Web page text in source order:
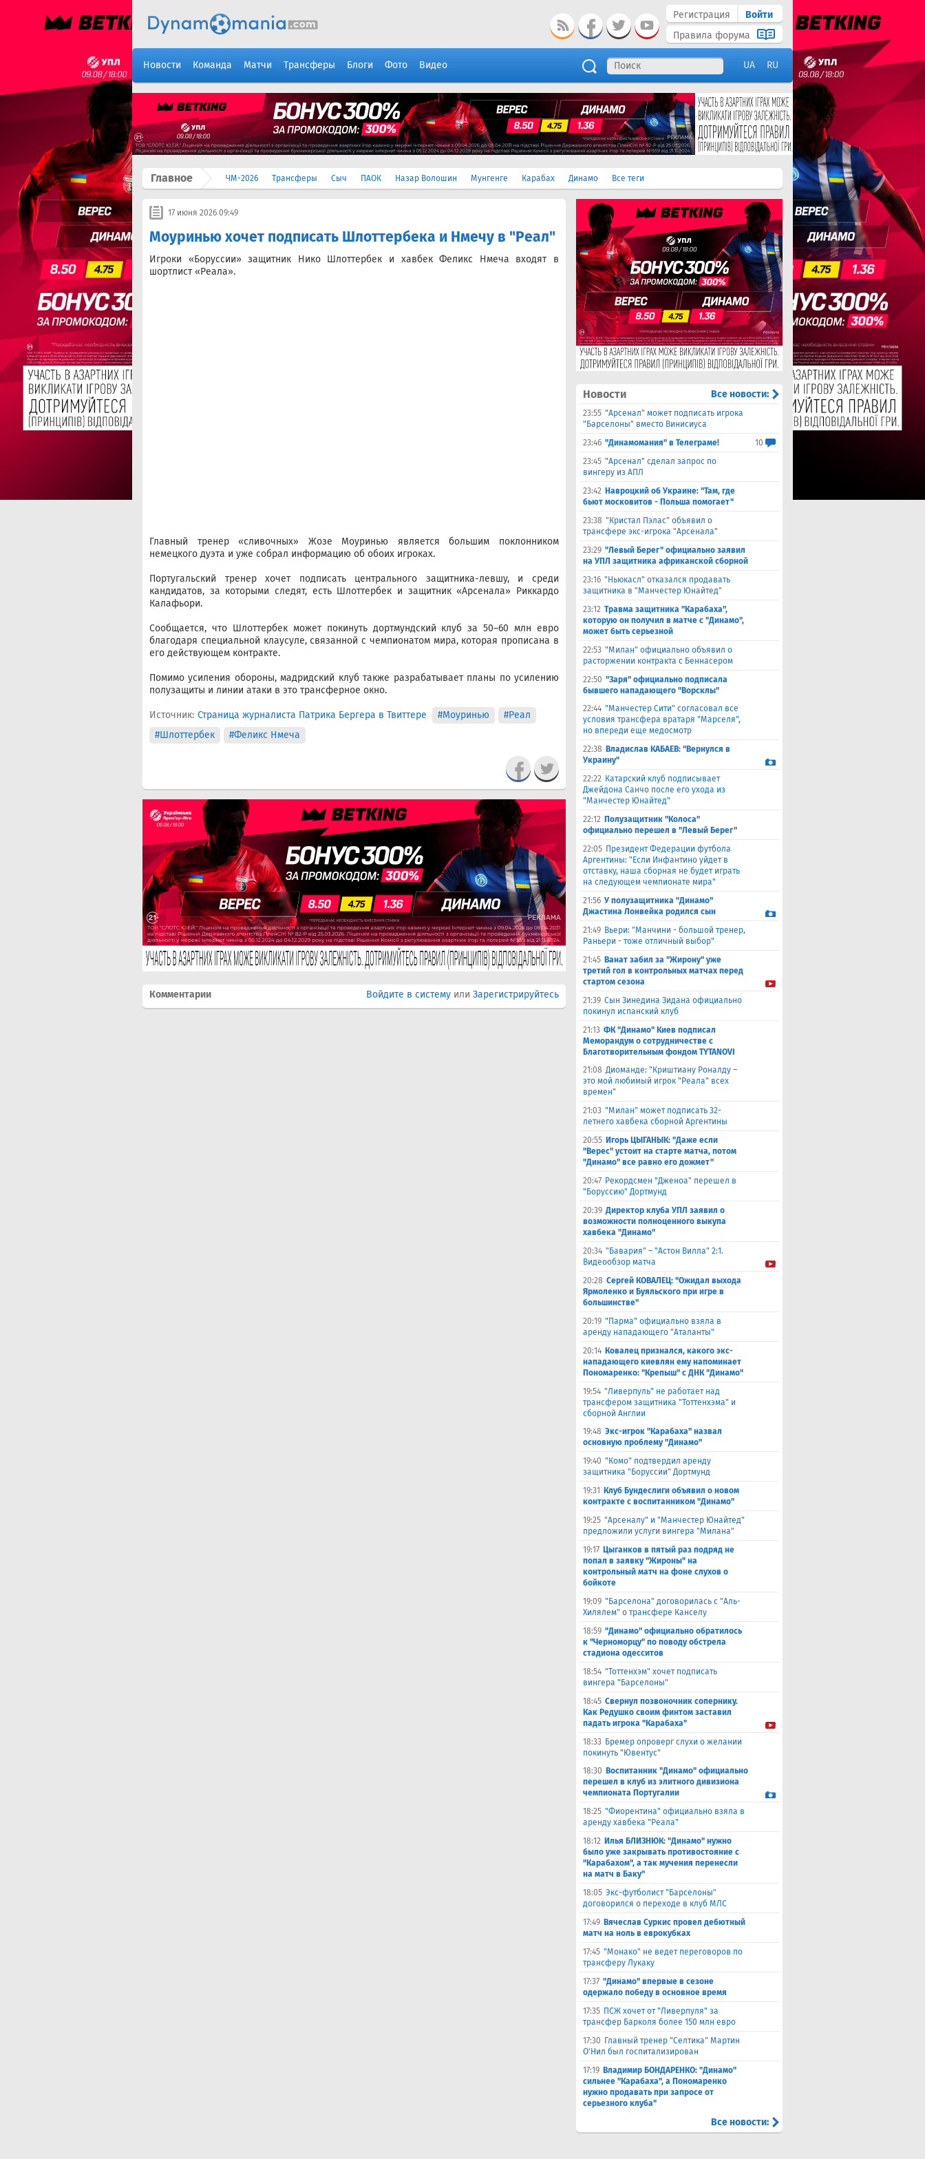
Регистрация
Войти
Правила форума
Новости Команда Матчи Трансферы Блоги Фото Видео UA RU
Главное ЧМ-2026 Трансферы Сыч ПАОК Назар Волошин Мунгенге Карабах Динамо Все теги
17 июня 2026 09:49
Моуринью хочет подписать Шлоттербека и Нмечу в "Реал"
Игроки «Боруссии» защитник Нико Шлоттербек и хавбек Феликс Нмеча входят в
шортлист «Реала».
Главный тренер «сливочных» Жозе Моуринью является большим поклонником
немецкого дуэта и уже собрал информацию об обоих игроках.
Португальский тренер хочет подписать центрального защитника-левшу, и среди
кандидатов, за которыми следят, есть Шлоттербек и защитник «Арсенала» Риккардо
Калафьори.
Сообщается, что Шлоттербек может покинуть дортмундский клуб за 50–60 млн евро
благодаря специальной клаусуле, связанной с чемпионатом мира, которая прописана в
его действующем контракте.
Помимо усиления обороны, мадридский клуб также разрабатывает планы по усилению
полузащиты и линии атаки в это трансферное окно.
Источник: Страница журналиста Патрика Бергера в Твиттере #Моуринью
#Реал
#Шлоттербек
#Феликс Нмеча
Комментарии Войдите в систему или Зарегистрируйтесь
Новости Все новости:
23:55 "Арсенал" может подписать игрока
"Барселоны" вместо Винисиуса
23:46 "Динамомания" в Телеграме!
10
23:45 "Арсенал" сделал запрос по
вингеру из АПЛ
23:42 Навроцкий об Украине: "Там, где
бьют московитов - Польша помогает"
23:38 "Кристал Пэлас" объявил о
трансфере экс-игрока "Арсенала"
23:29 "Левый Берег" официально заявил
на УПЛ защитника африканской сборной
23:16 "Ньюкасл" отказался продавать
защитника в "Манчестер Юнайтед"
23:12 Травма защитника "Карабаха",
которую он получил в матче с "Динамо",
может быть серьезной
22:53 "Милан" официально объявил о
расторжении контракта с Беннасером
22:50 "Заря" официально подписала
бывшего нападающего "Ворсклы"
22:44 "Манчестер Сити" согласовал все
условия трансфера вратаря "Марселя",
но впереди еще медосмотр
22:38 Владислав КАБАЕВ: "Вернулся в
Украину"
22:22 Катарский клуб подписывает
Джейдона Санчо после его ухода из
"Манчестер Юнайтед"
22:12 Полузащитник "Колоса"
официально перешел в "Левый Берег"
22:05 Президент Федерации футбола
Аргентины: "Если Инфантино уйдет в
отставку, наша сборная не будет играть
на следующем чемпионате мира"
21:56 У полузащитника "Динамо"
Джастина Лонвейка родился сын
21:49 Вьери: "Манчини - большой тренер,
Раньери - тоже отличный выбор"
21:45 Ванат забил за "Жирону" уже
третий гол в контрольных матчах перед
стартом сезона
21:39 Сын Зинедина Зидана официально
покинул испанский клуб
21:13 ФК "Динамо" Киев подписал
Меморандум о сотрудничестве с
Благотворительным фондом TYTANOVI
21:08 Диоманде: "Криштиану Роналду –
это мой любимый игрок "Реала" всех
времен"
21:03 "Милан" может подписать 32-
летнего хавбека сборной Аргентины
20:55 Игорь ЦЫГАНЫК: "Даже если
"Верес" устоит на старте матча, потом
"Динамо" все равно его дожмет"
20:47 Рекордсмен "Дженоа" перешел в
"Боруссию" Дортмунд
20:39 Директор клуба УПЛ заявил о
возможности полноценного выкупа
хавбека "Динамо"
20:34 "Бавария" – "Астон Вилла" 2:1.
Видеообзор матча
20:28 Сергей КОВАЛЕЦ: "Ожидал выхода
Ярмоленко и Буяльского при игре в
большинстве"
20:19 "Парма" официально взяла в
аренду нападающего "Аталанты"
20:14 Ковалец признался, какого экс-
нападающего киевлян ему напоминает
Пономаренко: "Крепыш" с ДНК "Динамо"
19:54 "Ливерпуль" не работает над
трансфером защитника "Тоттенхэма" и
сборной Англии
19:48 Экс-игрок "Карабаха" назвал
основную проблему "Динамо"
19:40 "Комо" подтвердил аренду
защитника "Боруссии" Дортмунд
19:31
Клуб Бундеслиги объявил о новом
контракте с воспитанником "Динамо"
19:25 "Арсеналу" и "Манчестер Юнайтед"
предложили услуги вингера "Милана"
19:17 Цыганков в пятый раз подряд не
попал в заявку "Жироны" на
контрольный матч на фоне слухов о
бойкоте
19:09 "Барселона" договорилась с "Аль-
Хилялем" о трансфере Канселу
18:59 "Динамо" официально обратилось
к "Черноморцу" по поводу обстрела
стадиона одесситов
18:54 "Тоттенхэм" хочет подписать
вингера "Барселоны"
18:45 Свернул позвоночник сопернику.
Как Редушко своим финтом заставил
падать игрока "Карабаха"
18:33 Бремер опроверг слухи о желании
покинуть "Ювентус"
18:30 Воспитанник "Динамо" официально
перешел в клуб из элитного дивизиона
чемпионата Португалии
18:25 "Фиорентина" официально взяла в
аренду хавбека "Реала"
18:12 Илья БЛИЗНЮК: "Динамо" нужно
было уже закрывать противостояние с
"Карабахом", а так мучения перенесли
на матч в Баку"
18:05 Экс-футболист "Барселоны"
договорился о переходе в клуб МЛС
17:49 Вячеслав Суркис провел дебютный
матч на ноль в еврокубках
17:45 "Монако" не ведет переговоров по
трансферу Лукаку
17:37 "Динамо" впервые в сезоне
одержало победу в основное время
17:35 ПСЖ хочет от "Ливерпуля" за
трансфер Барколя более 150 млн евро
17:30 Главный тренер "Селтика" Мартин
О'Нил был госпитализирован
17:19 Владимир БОНДАРЕНКО: "Динамо"
сильнее "Карабаха", а Пономаренко
нужно продавать при запросе от
серьезного клуба"
Все новости: